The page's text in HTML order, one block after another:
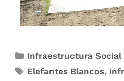
Infraestructura Social
Elefantes Blancos,